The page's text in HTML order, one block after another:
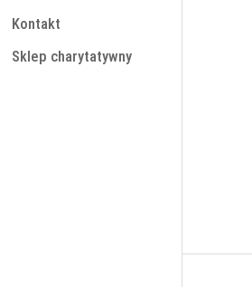
Kontakt
Sklep charytatywny